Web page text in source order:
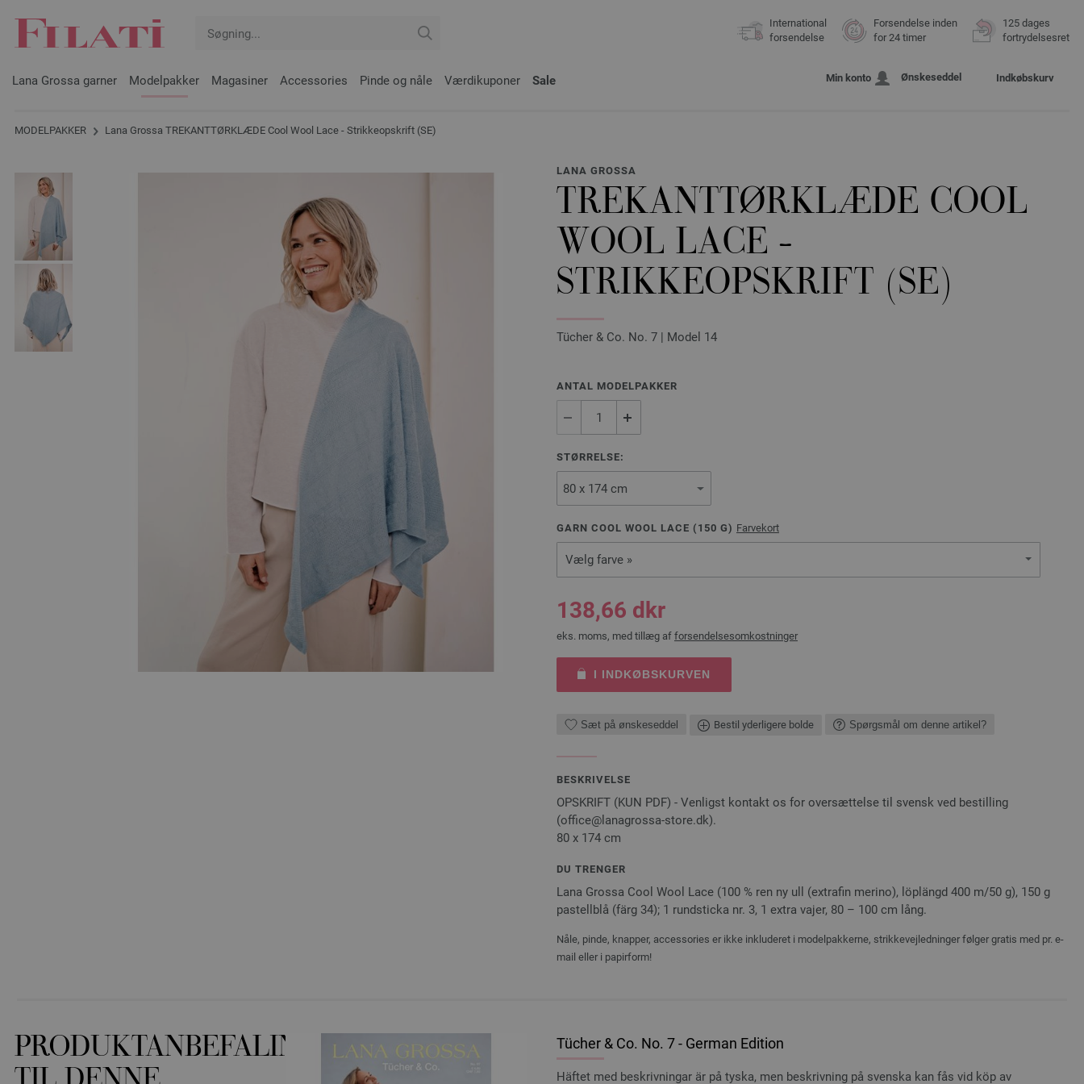
International
forsendelse
Forsendelse inden
for 24 timer
125 dages
fortrydelsesret
Lana Grossa garner Modelpakker Magasiner Accessories Pinde og nåle Værdikuponer Sale Min konto Ønskeseddel Indkøbskurv
MODELPAKKER Lana Grossa TREKANTTØRKLÆDE Cool Wool Lace - Strikkeopskrift (SE)
LANA GROSSA
TREKANTTØRKLÆDE COOL
WOOL LACE -
STRIKKEOPSKRIFT (SE)
Tücher & Co. No. 7 | Model 14
ANTAL MODELPAKKER
STØRRELSE:
GARN COOL WOOL LACE ( 150 G) Farvekort
Vælg farve »
138,66 dkr
eks. moms, med tillæg af forsendelsesomkostninger
I INDKØBSKURVEN
Sæt på ønskeseddel Bestil yderligere bolde Spørgsmål om denne artikel?
BESKRIVELSE
OPSKRIFT (KUN PDF) - Venligst kontakt os for oversættelse til svensk ved bestilling
(office@lanagrossa-store.dk).
80 x 174 cm
DU TRENGER
Lana Grossa Cool Wool Lace (100 % ren ny ull (extrafin merino), löplängd 400 m/50 g), 150 g
pastellblå (färg 34); 1 rundsticka nr. 3, 1 extra vajer, 80 – 100 cm lång.
Nåle, pinde, knapper, accessories er ikke inkluderet i modelpakkerne, strikkevejledninger følger gratis med pr. e-
mail eller i papirform!
PRODUKTANBEFALINGER
Tücher & Co. No. 7 - German Edition
Häftet med beskrivningar är på tyska, men beskrivning på svenska kan fås vid köp av